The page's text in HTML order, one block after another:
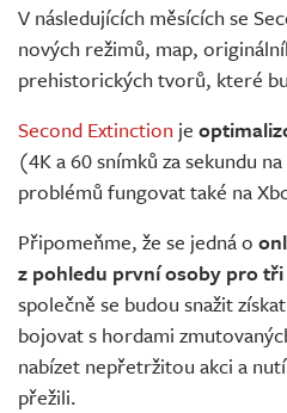
V následujících měsících se
nových režimů, map,
prehistorických tvorů, které
Second Extinction je
(4K a 60 snímků za sekundu
problémů fungovat také na
Připomeňme, že se jedná o
z pohledu první osoby pro
společně se budou snažit
bojovat s hordami
nabízet nepřetržitou akci a
přežili.